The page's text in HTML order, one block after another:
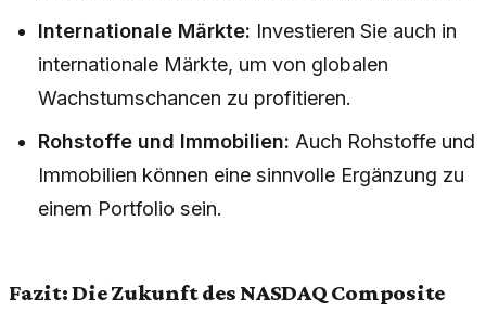
Internationale Märkte: Investieren Sie auch in
internationale Märkte, um von globalen
Wachstumschancen zu profitieren.
Rohstoffe und Immobilien: Auch Rohstoffe und
Immobilien können eine sinnvolle Ergänzung zu
einem Portfolio sein.
Fazit: Die Zukunft des NASDAQ Composite